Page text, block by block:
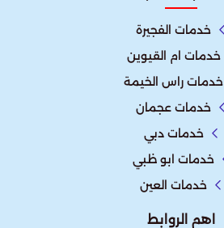
خدمات الفجيرة
خدمات ام القيوين
خدمات راس الخيمة
خدمات عجمان
خدمات دبي
خدمات ابو ظبي
خدمات العين
اهم الروابط